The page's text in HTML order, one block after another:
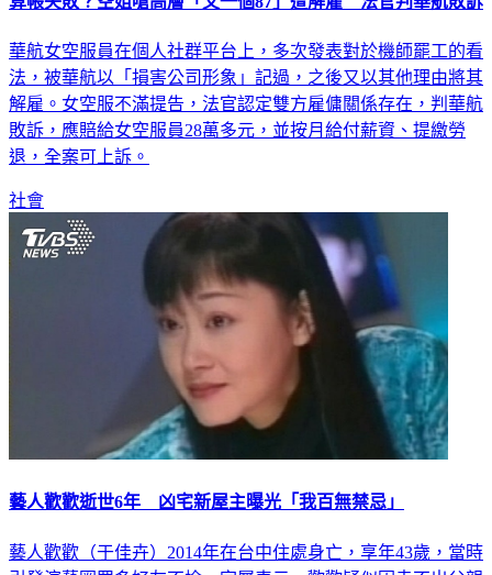
華航女空服員在個人社群平台上，多次發表對於機師罷工的看
法，被華航以「損害公司形象」記過，之後又以其他理由將其
解雇。女空服不滿提告，法官認定雙方雇傭關係存在，判華航
敗訴，應賠給女空服員28萬多元，並按月給付薪資、提繳勞
退，全案可上訴。
社會
藝人歡歡逝世6年 凶宅新屋主曝光「我百無禁忌」
藝人歡歡（于佳卉）2014年在台中住處身亡，享年43歲，當時